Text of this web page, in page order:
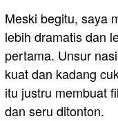
Meski begitu, saya
lebih dramatis dan
pertama. Unsur
kuat dan kadang
itu justru membuat
dan seru ditonton.